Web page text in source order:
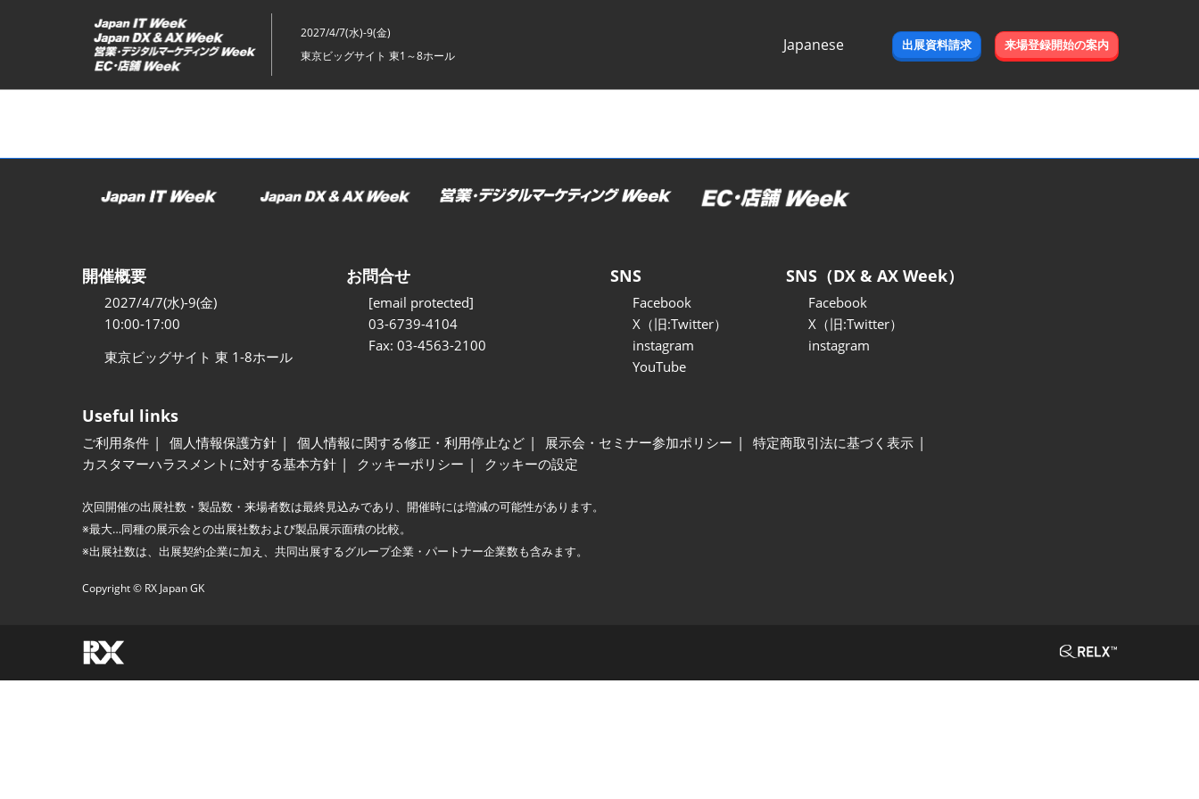
ッ
2027/4/7(水)-9(金)
東京ビッグサイト 東1～8ホール
Japanese
出展資料請求 来場登録開始の案内
開催概要
2027/4/7(水)-9(金)
10:00-17:00
東京ビッグサイト 東 1-8ホール
お問合せ
[email protected]
03-6739-4104
Fax: 03-4563-2100
SNS
Facebook
X（旧:Twitter）
instagram
YouTube
SNS（DX & AX Week）
Facebook
X（旧:Twitter）
instagram
Useful links
ご利用条件 個人情報保護方針 個人情報に関する修正・利用停止など 展示会・セミナー参加ポリシー
特定商取引法に基づく表示
カスタマーハラスメントに対する基本方針
クッキーポリシー クッキーの設定
次回開催の出展社数・製品数・来場者数は最終見込みであり、開催時には増減の可能性があります。
※最大…同種の展示会との出展社数および製品展示面積の比較。
※出展社数は、出展契約企業に加え、共同出展するグループ企業・パートナー企業数も含みます。
Copyright © RX Japan GK